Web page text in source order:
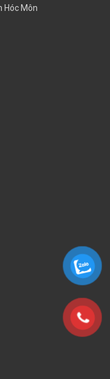
Hóc Môn